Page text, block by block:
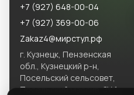
+7 (927) 648-00-04
+7 (927) 369-00-06
Zakaz4@мирстул.рф
г. Кузнецк, Пензенская
обл., Кузнецкий р-н,
Посельский сельсовет,
Посельский массив, ЗУ 1.